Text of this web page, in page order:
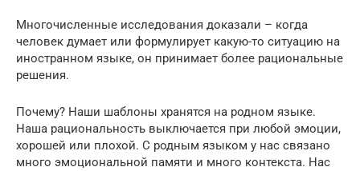
Многочисленные исследования доказали – когда
человек думает или формулирует какую-то ситуацию на
иностранном языке, он принимает более рациональные
решения.
Почему? Наши шаблоны хранятся на родном языке.
Наша рациональность выключается при любой эмоции,
хорошей или плохой. С родным языком у нас связано
много эмоциональной памяти и много контекста. Нас